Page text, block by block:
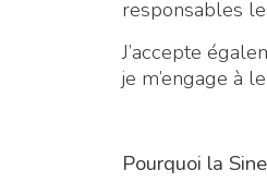
responsables
J’accepte
je m’engage à
Pourquoi la